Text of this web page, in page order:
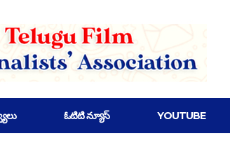
ఓటిటి న్యూస్ YOUTUBE